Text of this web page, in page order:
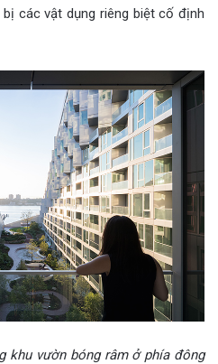
các vật dụng riêng biệt cố định
khu vườn bóng râm ở phía đông